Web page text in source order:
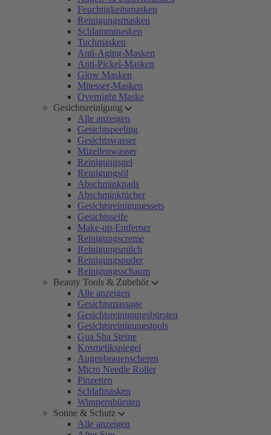
Feuchtigkeitsmasken
Reinigungsmasken
Schlammmasken
Tuchmasken
Anti-Aging-Masken
Anti-Pickel-Masken
Glow Masken
Mitesser-Masken
Overnight Maske
Gesichtsreinigung
Alle anzeigen
Gesichtspeeling
Gesichtswasser
Mizellenwasser
Reinigungsgel
Reinigungsöl
Abschminkpads
Abschminktücher
Gesichtsreinigungssets
Gesichtsseife
Make-up-Entferner
Reinigungscreme
Reinigungsmilch
Reinigungspuder
Reinigungsschaum
Beauty Tools & Zubehör
Alle anzeigen
Gesichtsmassage
Gesichtsreinigungsbürsten
Gesichtsreinigungstools
Gua Sha Steine
Kosmetikspiegel
Augenbrauenscheren
Micro Needle Roller
Pinzetten
Schlafmasken
Wimpernbürsten
Sonne & Schutz
Alle anzeigen